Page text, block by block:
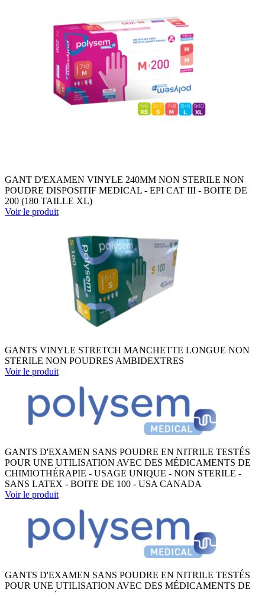
GANT D'EXAMEN VINYLE 240MM NON STERILE NON
POUDRE DISPOSITIF MEDICAL - EPI CAT III - BOITE DE
200 (180 TAILLE XL)
Voir le produit
GANTS VINYLE STRETCH MANCHETTE LONGUE NON
STERILE NON POUDRES AMBIDEXTRES
Voir le produit
GANTS D'EXAMEN SANS POUDRE EN NITRILE TESTÉS
POUR UNE UTILISATION AVEC DES MÉDICAMENTS DE
CHIMIOTHÉRAPIE - USAGE UNIQUE - NON STERILE -
SANS LATEX - BOITE DE 100 - USA CANADA
Voir le produit
GANTS D'EXAMEN SANS POUDRE EN NITRILE TESTÉS
POUR UNE UTILISATION AVEC DES MÉDICAMENTS DE